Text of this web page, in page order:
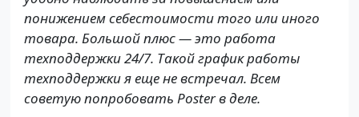
понижением себестоимости того или иного
товара. Большой плюс — это работа
техподдержки 24/7. Такой график работы
техподдержки я еще не встречал. Всем
советую попробовать Poster в деле.